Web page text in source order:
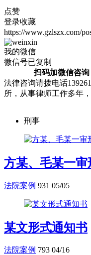
点赞
登录收藏
https://www.gzlszx.com/
我的微信
微信号已复制
扫码加微信咨询
法律咨询请拨电话
所，从事律师工作多年
刑事
方某、毛某一
法院案例 931 05/05
某文形式通知书
法院案例 793 04/16